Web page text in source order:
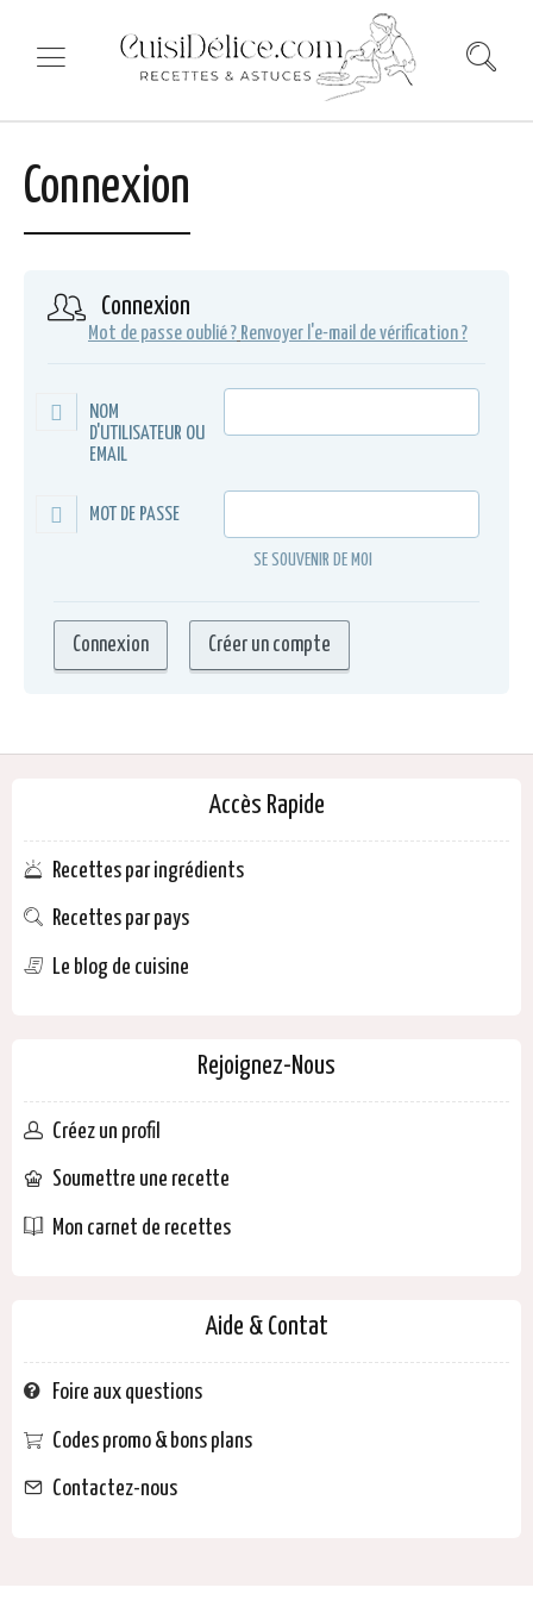
Connexion
Connexion
Mot de passe oublié ? Renvoyer l'e-mail de vérification ?
NOM
D'UTILISATEUR OU
EMAIL
MOT DE PASSE
SE SOUVENIR DE MOI
Accès Rapide
Recettes par ingrédients
Recettes par pays
Le blog de cuisine
Rejoignez-Nous
Créez un profil
Soumettre une recette
Mon carnet de recettes
Aide & Contat
Foire aux questions
Codes promo & bons plans
Contactez-nous